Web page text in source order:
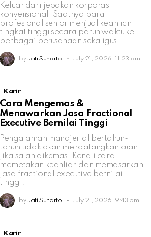
Keluar dari jebakan korporasi
konvensional. Saatnya para
profesional senior menjual keahlian
tingkat tinggi secara paruh waktu ke
berbagai perusahaan sekaligus.
by Jati Sunarto July 21, 2026, 11:23 am
Karir
Cara Mengemas &
Menawarkan Jasa Fractional
Executive Bernilai Tinggi
Pengalaman manajerial bertahun-
tahun tidak akan mendatangkan cuan
jika salah dikemas. Kenali cara
memetakan keahlian dan memasarkan
jasa fractional executive bernilai
tinggi.
by Jati Sunarto July 21, 2026, 9:43 pm
Karir